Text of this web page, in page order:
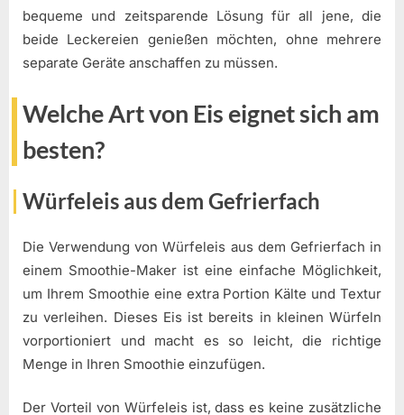
bequeme und zeitsparende Lösung für all jene, die
beide Leckereien genießen möchten, ohne mehrere
separate Geräte anschaffen zu müssen.
Welche Art von Eis eignet sich am
besten?
Würfeleis aus dem Gefrierfach
Die Verwendung von Würfeleis aus dem Gefrierfach in
einem Smoothie-Maker ist eine einfache Möglichkeit,
um Ihrem Smoothie eine extra Portion Kälte und Textur
zu verleihen. Dieses Eis ist bereits in kleinen Würfeln
vorportioniert und macht es so leicht, die richtige
Menge in Ihren Smoothie einzufügen.
Der Vorteil von Würfeleis ist, dass es keine zusätzliche